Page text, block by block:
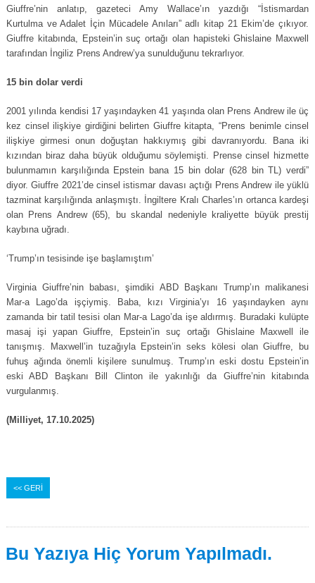
Giuffre’nin anlatıp, gazeteci Amy Wallace’ın yazdığı “İstismardan
Kurtulma ve Adalet İçin Mücadele Anıları” adlı kitap 21 Ekim’de çıkıyor.
Giuffre kitabında, Epstein’in suç ortağı olan hapisteki Ghislaine Maxwell
tarafından İngiliz Prens Andrew’ya sunulduğunu tekrarlıyor.
15 bin dolar verdi
2001 yılında kendisi 17 yaşındayken 41 yaşında olan Prens Andrew ile üç
kez cinsel ilişkiye girdiğini belirten Giuffre kitapta, “Prens benimle cinsel
ilişkiye girmesi onun doğuştan hakkıymış gibi davranıyordu. Bana iki
kızından biraz daha büyük olduğumu söylemişti. Prense cinsel hizmette
bulunmamın karşılığında Epstein bana 15 bin dolar (628 bin TL) verdi”
diyor. Giuffre 2021’de cinsel istismar davası açtığı Prens Andrew ile yüklü
tazminat karşılığında anlaşmıştı. İngiltere Kralı Charles’ın ortanca kardeşi
olan Prens Andrew (65), bu skandal nedeniyle kraliyette büyük prestij
kaybına uğradı.
‘Trump’ın tesisinde işe başlamıştım’
Virginia Giuffre’nin babası, şimdiki ABD Başkanı Trump’ın malikanesi
Mar-a Lago’da işçiymiş. Baba, kızı Virginia’yı 16 yaşındayken aynı
zamanda bir tatil tesisi olan Mar-a Lago’da işe aldırmış. Buradaki kulüpte
masaj işi yapan Giuffre, Epstein’in suç ortağı Ghislaine Maxwell ile
tanışmış. Maxwell’in tuzağıyla Epstein’in seks kölesi olan Giuffre, bu
fuhuş ağında önemli kişilere sunulmuş. Trump’ın eski dostu Epstein’in
eski ABD Başkanı Bill Clinton ile yakınlığı da Giuffre’nin kitabında
vurgulanmış.
(Milliyet, 17.10.2025)
<< GERİ
Bu Yazıya Hiç Yorum Yapılmadı.